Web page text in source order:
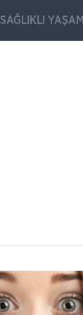
SAĞLIKLI YAŞAM